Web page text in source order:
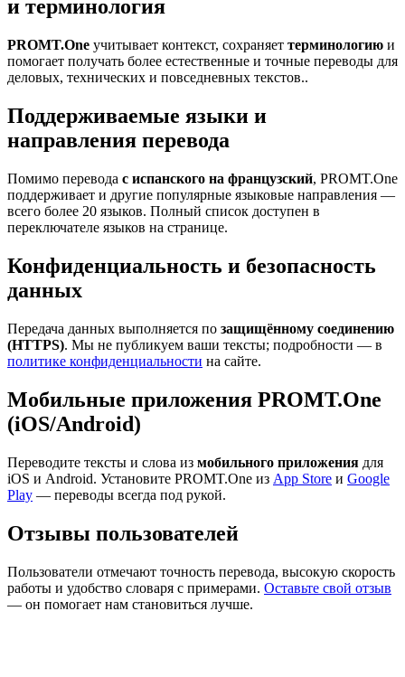
и терминология
PROMT.One учитывает контекст, сохраняет терминологию и
помогает получать более естественные и точные переводы для
деловых, технических и повседневных текстов..
Поддерживаемые языки и
направления перевода
Помимо перевода с испанского на французский, PROMT.One
поддерживает и другие популярные языковые направления —
всего более 20 языков. Полный список доступен в
переключателе языков на странице.
Конфиденциальность и безопасность
данных
Передача данных выполняется по защищённому соединению
(HTTPS). Мы не публикуем ваши тексты; подробности — в
политике конфиденциальности на сайте.
Мобильные приложения PROMT.One
(iOS/Android)
Переводите тексты и слова из мобильного приложения для
iOS и Android. Установите PROMT.One из App Store и Google
Play — переводы всегда под рукой.
Отзывы пользователей
Пользователи отмечают точность перевода, высокую скорость
работы и удобство словаря с примерами. Оставьте свой отзыв
— он помогает нам становиться лучше.